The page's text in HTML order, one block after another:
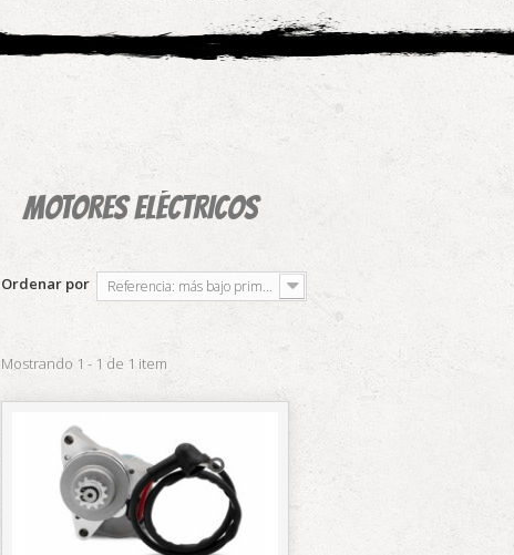
MOTORES ELÉCTRICOS
Ordenar por Referencia: más bajo primero
Mostrando 1 - 1 de 1 item